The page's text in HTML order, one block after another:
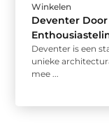
Winkelen
Deventer
Deventer is een
unieke
mee ...